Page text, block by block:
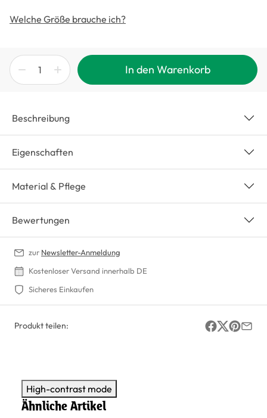
Welche Größe brauche ich?
In den Warenkorb
Beschreibung
Eigenschaften
Material & Pflege
Bewertungen
zur Newsletter-Anmeldung
Kostenloser Versand innerhalb DE
Sicheres Einkaufen
Produkt teilen:
High-contrast mode
Ähnliche Artikel